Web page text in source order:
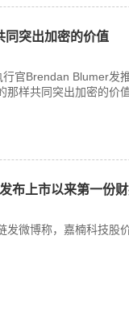
同突出加密的价值
官Brendan Blumer发
样共同突出加密的价值
布上市以来第一份
发微博称，嘉楠科技股